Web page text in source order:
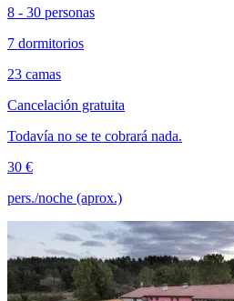
8 - 30 personas
7 dormitorios
23 camas
Cancelación gratuita
Todavía no se te cobrará nada.
30 €
pers./noche (aprox.)